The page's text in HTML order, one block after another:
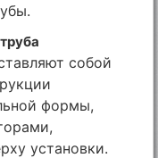
собой
формы,
установки.